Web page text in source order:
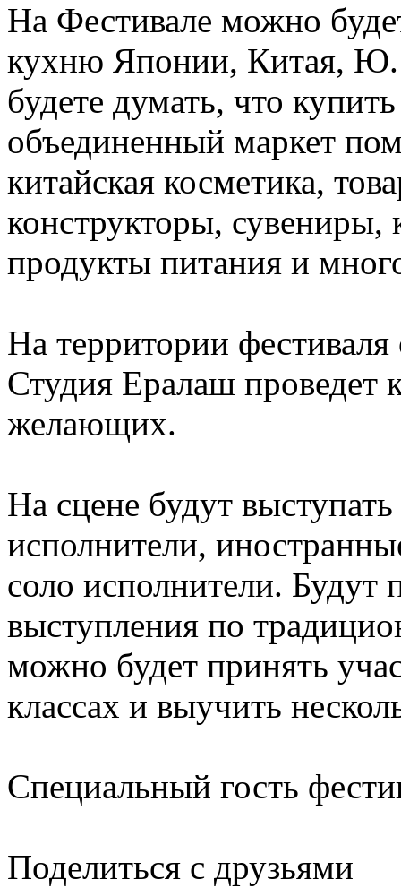
На Фестивале можно
кухню Японии, Китая, Ю.
будете думать, что
объединенный маркет
китайская косметика,
конструкторы,
продукты питания и
На территории фестиваля
Студия Ералаш проведет
желающих.
На сцене будут
исполнители,
соло исполнители. Будут
выступления по
можно будет принять
классах и выучить
Специальный гость
Поделиться с друзьями